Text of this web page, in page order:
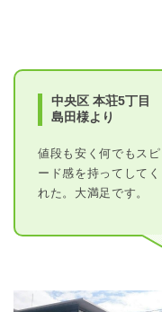
中央区 本荘5丁目
島田様より
値段も安く何でもスピ
ード感を持ってしてく
れた。大満足です。